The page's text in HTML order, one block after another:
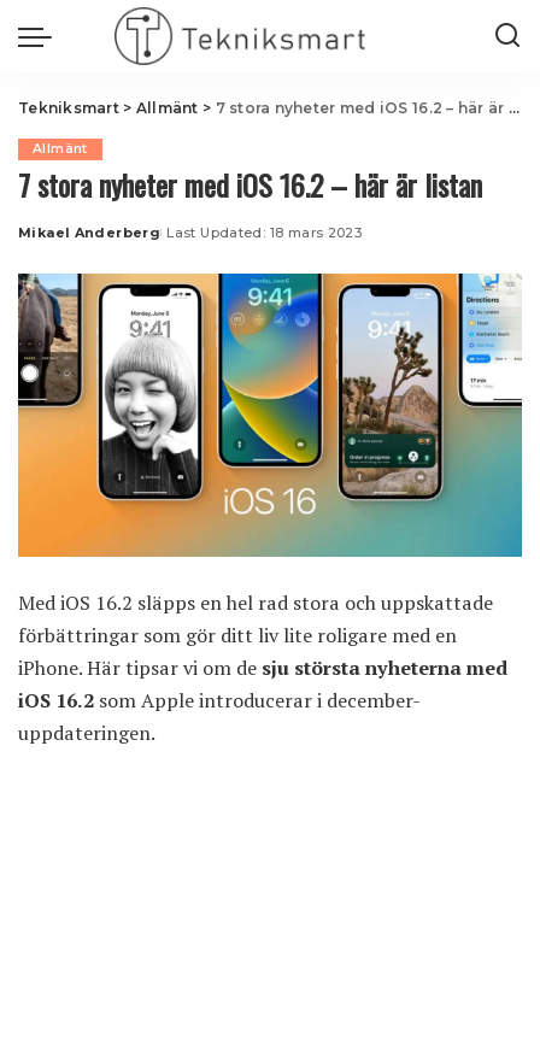
Tekniksmart> Allmänt > 7 stora nyheter med iOS 16.2 – här är listan
Allmänt
7 stora nyheter med iOS 16.2 – här är listan
Posted
Mikael Anderberg Last Updated: 18 mars 2023
Med iOS 16.2 släpps en hel rad stora och uppskattade
förbättringar som gör ditt liv lite roligare med en
iPhone. Här tipsar vi om de sju största nyheterna med
iOS 16.2 som Apple introducerar i december-
uppdateringen.